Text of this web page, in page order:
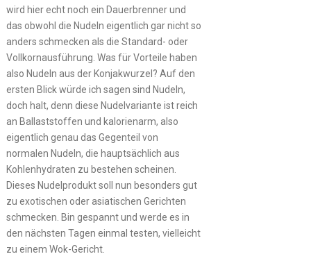
wird hier echt noch ein Dauerbrenner und
das obwohl die Nudeln eigentlich gar nicht so
anders schmecken als die Standard- oder
Vollkornausführung. Was für Vorteile haben
also Nudeln aus der Konjakwurzel? Auf den
ersten Blick würde ich sagen sind Nudeln,
doch halt, denn diese Nudelvariante ist reich
an Ballaststoffen und kalorienarm, also
eigentlich genau das Gegenteil von
normalen Nudeln, die hauptsächlich aus
Kohlenhydraten zu bestehen scheinen.
Dieses Nudelprodukt soll nun besonders gut
zu exotischen oder asiatischen Gerichten
schmecken. Bin gespannt und werde es in
den nächsten Tagen einmal testen, vielleicht
zu einem Wok-Gericht.